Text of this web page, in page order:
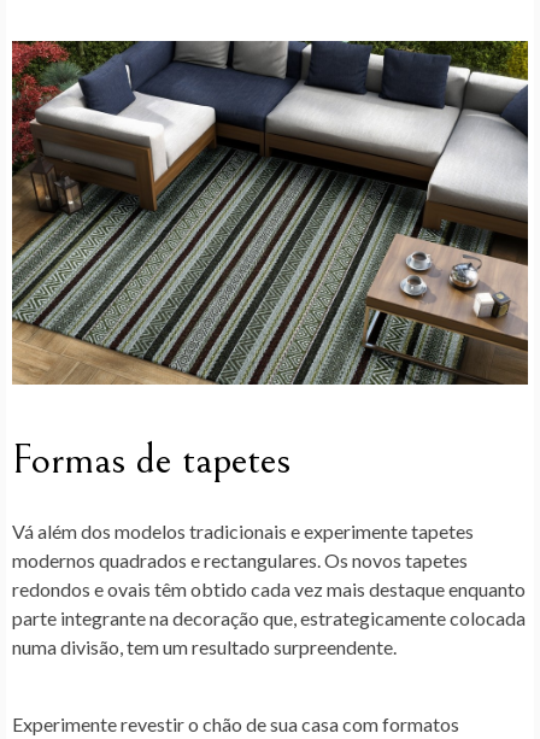
Formas de tapetes
Vá além dos modelos tradicionais e experimente tapetes
modernos quadrados e rectangulares. Os novos tapetes
redondos e ovais têm obtido cada vez mais destaque enquanto
parte integrante na decoração que, estrategicamente colocada
numa divisão, tem um resultado surpreendente.
Experimente revestir o chão de sua casa com formatos